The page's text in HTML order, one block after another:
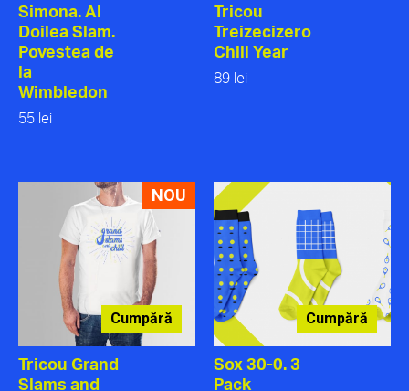
Simona. Al
Doilea Slam.
Povestea de
la
Wimbledon
55 lei
Tricou
Treizecizero
Chill Year
89 lei
NOU
Cumpără
Tricou Grand
Slams and
Cumpără
Sox 30-0. 3
Pack